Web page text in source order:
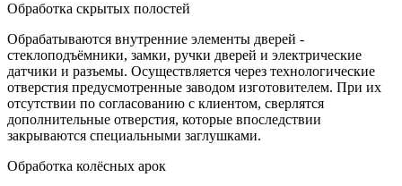
Обработка скрытых полостей
Обрабатываются внутренние элементы дверей -
стеклоподъёмники, замки, ручки дверей и электрические
датчики и разъемы. Осуществляется через технологические
отверстия предусмотренные заводом изготовителем. При их
отсутствии по согласованию с клиентом, сверлятся
дополнительные отверстия, которые впоследствии
закрываются специальными заглушками.
Обработка колёсных арок